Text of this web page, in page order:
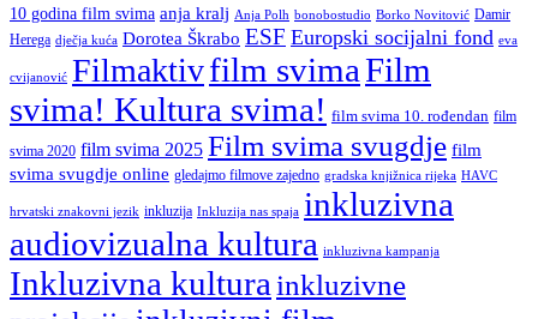
10 godina film svima anja kralj Anja Polh bonobostudio Borko Novitović Damir
Herega dječja kuća Dorotea Škrabo ESF Europski socijalni fond eva
cvijanović Filmaktivfilm svimaFilm
svima! Kultura svima! film svima 10. rođendan film
svima 2020 film svima 2025 Film svima svugdje film
svima svugdje online gledajmo filmove zajedno gradska knjižnica rijeka HAVC
hrvatski znakovni jezik inkluzija Inkluzija nas spaja inkluzivna
audiovizualna kultura inkluzivna kampanja
Inkluzivna kultura inkluzivne